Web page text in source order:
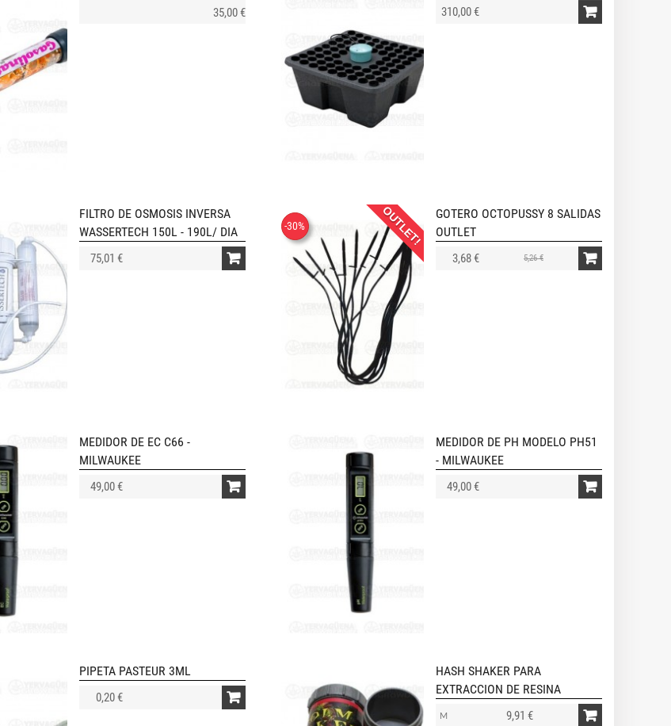
35,00 € 310,00 €
FILTRO DE OSMOSIS INVERSA
WASSERTECH 150L - 190L/ DIA
75,01 €
-30% OUTLET!
GOTERO OCTOPUSSY 8 SALIDAS
OUTLET
3,68 € 5,26 €
MEDIDOR DE EC C66 -
MILWAUKEE
49,00 €
MEDIDOR DE PH MODELO PH51
- MILWAUKEE
49,00 €
PIPETA PASTEUR 3ML
0,20 €
HASH SHAKER PARA
EXTRACCION DE RESINA
M 9,91 €